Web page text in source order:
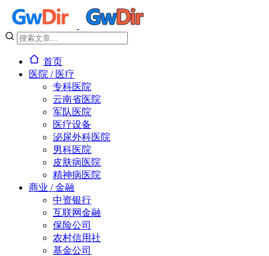
首页
医院 / 医疗
专科医院
云南省医院
军队医院
医疗设备
泌尿外科医院
男科医院
皮肤病医院
精神病医院
商业 / 金融
中资银行
互联网金融
保险公司
农村信用社
基金公司